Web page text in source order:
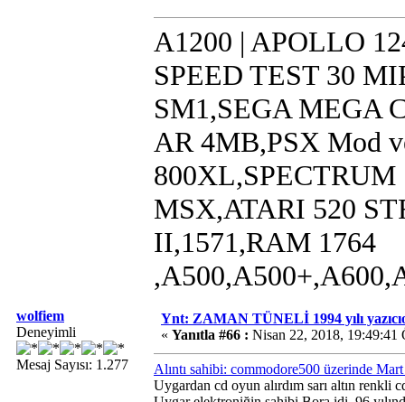
A1200 | APOLLO
SPEED TEST 30
SM1,SEGA MEGA
AR 4MB,PSX Mod
MSX,ATARI 520
II,1571,RAM 1764
wolfiem
Deneyimli
Mesaj Sayısı: 1.277
Ynt: ZAMAN TÜNELİ 1994 yılı
« Yanıtla #66 : Nisan 22, 2018, 19:49:41
Alıntı sahibi: commodore500 üzerinde
Uygardan cd oyun alırdım sarı altın renkli